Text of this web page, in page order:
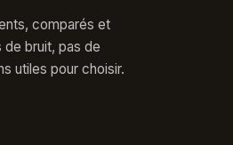
comparés et
bruit, pas de
utiles pour choisir.